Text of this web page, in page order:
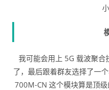
小
我可能会用上 5G 载波聚
了，最后跟着群友选择了一
700M-CN 这个模块算是顶